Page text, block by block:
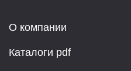
О компании
Каталоги pdf